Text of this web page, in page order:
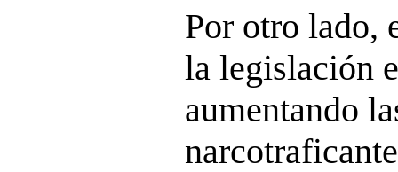
Por otro lado,
la legislación
aumentando